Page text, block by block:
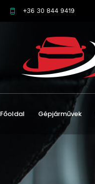
+36 30 844 9419
Főoldal Gépjárművek